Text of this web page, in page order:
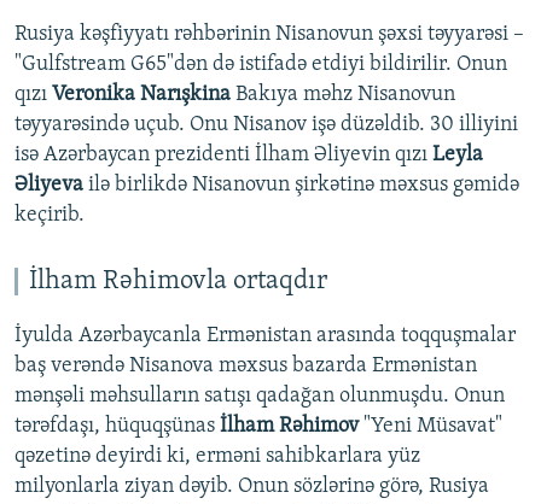
Rusiya kəşfiyyatı rəhbərinin Nisanovun şəxsi təyyarəsi –
"Gulfstream G65"dən də istifadə etdiyi bildirilir. Onun
qızı Veronika Narışkina Bakıya məhz Nisanovun
təyyarəsində uçub. Onu Nisanov işə düzəldib. 30 illiyini
isə Azərbaycan prezidenti İlham Əliyevin qızı Leyla
Əliyeva ilə birlikdə Nisanovun şirkətinə məxsus gəmidə
keçirib.
İlham Rəhimovla ortaqdır
İyulda Azərbaycanla Ermənistan arasında toqquşmalar
baş verəndə Nisanova məxsus bazarda Ermənistan
mənşəli məhsulların satışı qadağan olunmuşdu. Onun
tərəfdaşı, hüquqşünas İlham Rəhimov"Yeni Müsavat"
qəzetinə deyirdi ki, erməni sahibkarlara yüz
milyonlarla ziyan dəyib. Onun sözlərinə görə, Rusiya